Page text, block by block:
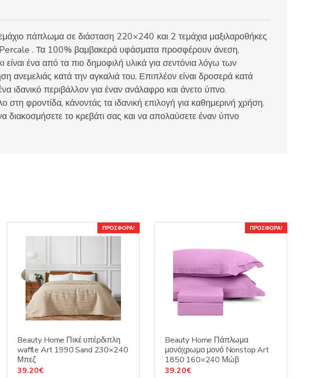
πάπλωμα σε διάσταση 220×240 και 2 τεμάχια μαξιλαροθήκες
. Τα 100% βαμβακερά υφάσματα προσφέρουν άνεση,
ένα από τα πιο δημοφιλή υλικά για σεντόνια λόγω των
ανεμελιάς κατά την αγκαλιά του. Επιπλέον είναι δροσερά κατά
ιδανικό περιβάλλον για έναν ανάλαφρο και άνετο ύπνο.
φροντίδα, κάνοντάς τα ιδανική επιλογή για καθημερινή χρήση.
διακοσμήσετε το κρεβάτι σας και να απολαύσετε έναν ύπνο
ΠΡΟΣΦΟΡΆ!
Beauty Home Πικέ υπέρδιπλη
waffle Art 1990 Sand 230×240
Μπεζ
Original
39.20€Η
ΠΡΟΣΦΟΡΆ!
Beauty Home Πάπλωμα
μονόχρωμο μονό Nonstop Art
1850 160×240 Μώβ
Original
39.20€Η